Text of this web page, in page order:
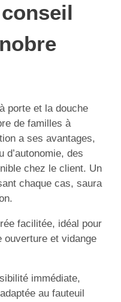
porte et la douche
de familles à
a ses avantages,
d’autonomie, des
chez le client. Un
chaque cas, saura
facilitée, idéal pour
ouverture et vidange
immédiate,
au fauteuil